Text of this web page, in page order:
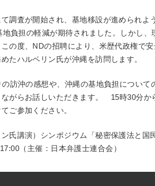
調査が開始され、基地移設が進められよ
負担の軽減が期待されました。しかし、
の度、NDの招聘により、米歴代政権で
たハルペリン氏が沖縄を訪問します。
訪沖の感想や、沖縄の基地負担について
がらお話しいただきます。 15時30分か
ご参加ください。
氏講演）シンポジウム「秘密保護法と国
（主催：日本弁護士連合会）